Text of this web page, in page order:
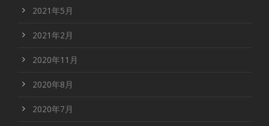
2021年5月
2021年2月
2020年11月
2020年8月
2020年7月